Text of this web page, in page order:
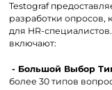
Testograf
разработки опросов,
для HR-
включают:
- Большой Выбор
более 30 типов